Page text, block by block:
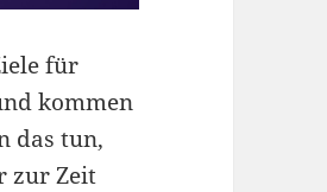
für
kommen
das tun,
zur Zeit